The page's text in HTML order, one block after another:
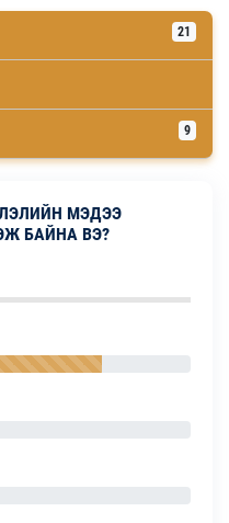
21
9
МЭДЭЭ
БАЙНА ВЭ?